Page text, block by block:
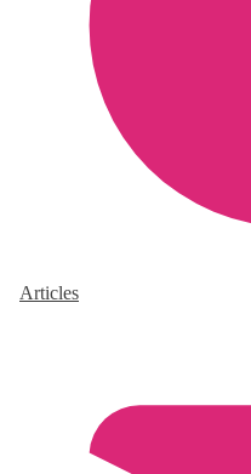
Articles